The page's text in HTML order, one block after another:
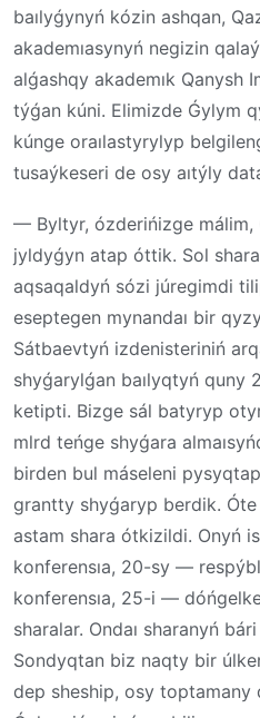
baılyǵynyń kózin ashqan,
akademıasynyń negizin
alǵashqy akademık Qanysh
týǵan kúni. Elimizde Ǵylym
kúnge oraılastyrylyp
tusaýkeseri de osy aıtýly
— Byltyr, ózderińizge málim,
jyldyǵyn atap óttik. Sol
aqsaqaldyń sózi júregimdi
eseptegen mynandaı bir
Sátbaevtyń izdenisteriniń
shyǵarylǵan baılyqtyń quny
ketipti. Bizge sál batyryp
mlrd teńge shyǵara
birden bul máseleni
grantty shyǵaryp berdik.
astam shara ótkizildi. Onyń
konferensıa, 20-sy —
konferensıa, 25-i —
sharalar. Ondaı sharanyń
Sondyqtan biz naqty bir
dep sheship, osy